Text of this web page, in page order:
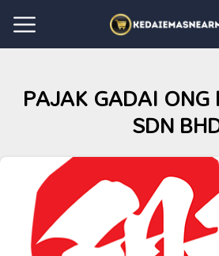
PAJAK GADAI ONG
SDN